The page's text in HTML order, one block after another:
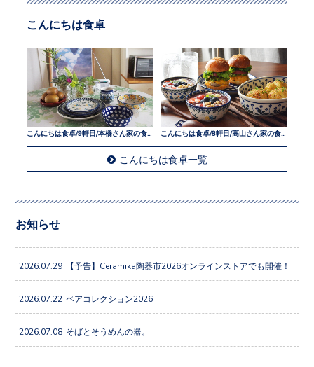
こんにちは食卓
こんにちは食卓/9軒目/本橋さん家の食卓
こんにちは食卓一覧
お知らせ
2026.07.29 【予告】Ceramika陶器市2026オンラインストアでも開催！
2026.07.22 ペアコレクション2026
2026.07.08 そばとそうめんの器。